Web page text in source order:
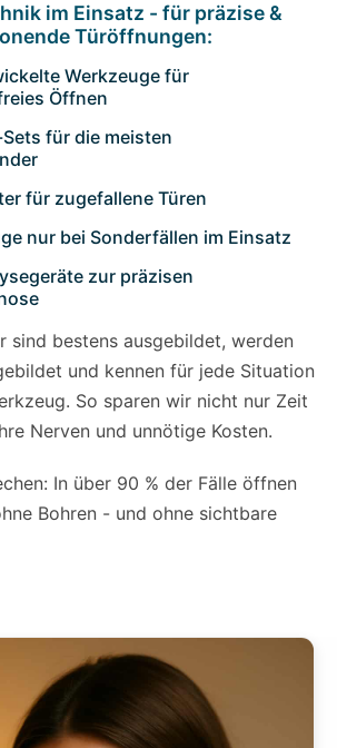
im Einsatz - für präzise &
Türöffnungen:
Werkzeuge für
Öffnen
für die meisten
für zugefallene Türen
nur bei Sonderfällen im Einsatz
zur präzisen
sind bestens ausgebildet, werden
und kennen für jede Situation
So sparen wir nicht nur Zeit
Nerven und unnötige Kosten.
In über 90 % der Fälle öffnen
Bohren - und ohne sichtbare